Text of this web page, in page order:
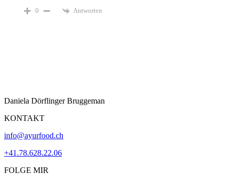
0
Antworten
Daniela Dörflinger Bruggeman
KONTAKT
info@ayurfood.ch
+41.78.628.22.06
FOLGE MIR